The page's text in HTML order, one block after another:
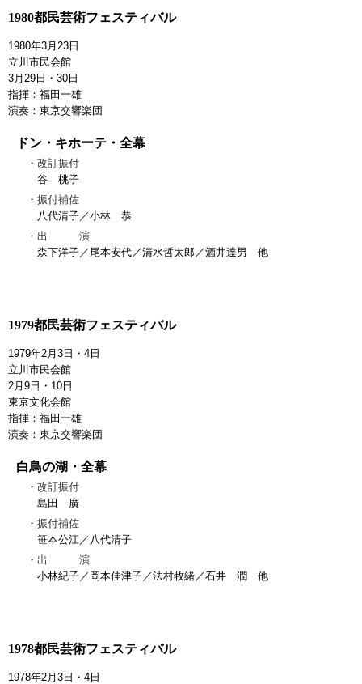
1980都民芸術フェスティバル
1980年3月23日
立川市民会館
3月29日・30日
指揮：福田一雄
演奏：東京交響楽団
ドン・キホーテ・全幕
改訂振付
谷 桃子
振付補佐
八代清子／小林 恭
出 演
森下洋子／尾本安代／清水哲太郎／酒井達男 他
1979都民芸術フェスティバル
1979年2月3日・4日
立川市民会館
2月9日・10日
東京文化会館
指揮：福田一雄
演奏：東京交響楽団
白鳥の湖・全幕
改訂振付
島田 廣
振付補佐
笹本公江／八代清子
出 演
小林紀子／岡本佳津子／法村牧緒／石井 潤 他
1978都民芸術フェスティバル
1978年2月3日・4日